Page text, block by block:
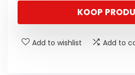
KOOP
Add to wishlist Add to